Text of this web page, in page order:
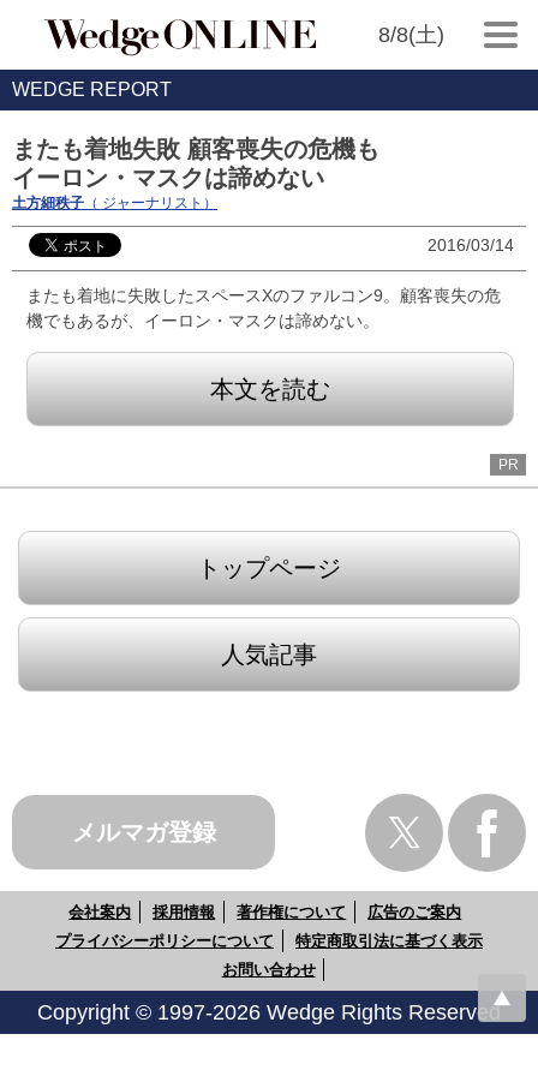
8/8(土)
WEDGE REPORT
またも着地失敗 顧客喪失の危機も
イーロン・マスクは諦めない
土方細秩子 （ ジャーナリスト）
2016/03/14
またも着地に失敗したスペースXのファルコン9。顧客喪失の危
機でもあるが、イーロン・マスクは諦めない。
本文を読む
PR
トップページ
人気記事
メルマガ登録
会社案内 採用情報 著作権について
広告のご案内
プライバシーポリシーについて
特定商取引法に基づく表示
お問い合わせ
Copyright © 1997-2026 Wedge Rights Reserved